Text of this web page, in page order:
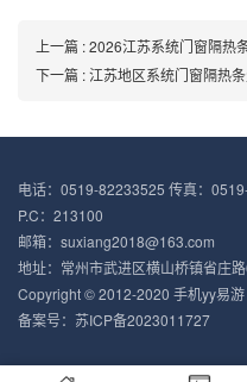
电话：0519-82233525 传真：
P.C：213100
邮箱：suxiang2018@163.com
地址：常州市武进区横山桥镇省庄
Copyright © 2012-2020 手机yy易
备案号：苏ICP备2023011727